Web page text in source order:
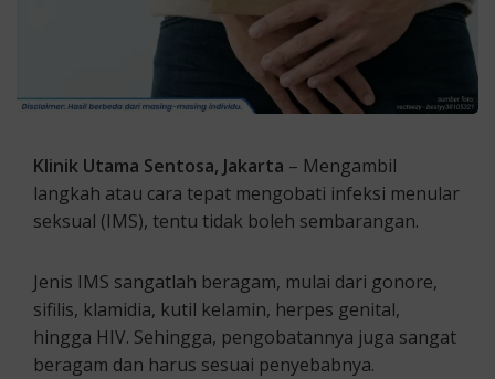
Klinik Utama Sentosa, Jakarta – Mengambil
langkah atau cara tepat mengobati infeksi menular
seksual (IMS), tentu tidak boleh sembarangan.
Jenis IMS sangatlah beragam, mulai dari gonore,
sifilis, klamidia, kutil kelamin, herpes genital,
hingga HIV. Sehingga, pengobatannya juga sangat
beragam dan harus sesuai penyebabnya.